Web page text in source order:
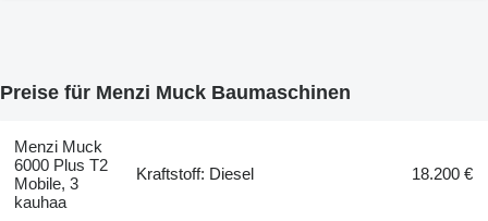
Preise für Menzi Muck Baumaschinen
Menzi Muck
6000 Plus T2
Mobile, 3
kauhaa
Kraftstoff: Diesel 18.200 €